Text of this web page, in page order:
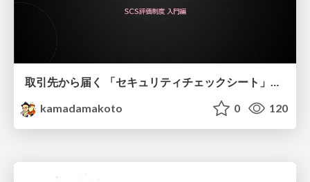
取引先から届く 「セキュリティチェックシート」の読み解き方
kamadamakoto
0 120